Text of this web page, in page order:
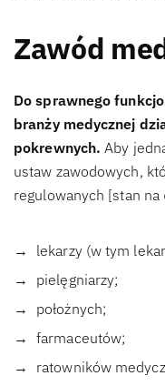
Zawód
Do sprawnego
branży medycznej
pokrewnych. Aby
ustaw zawodowych,
regulowanych [stan
lekarzy (w tym
pielęgniarzy;
położnych;
farmaceutów;
ratowników